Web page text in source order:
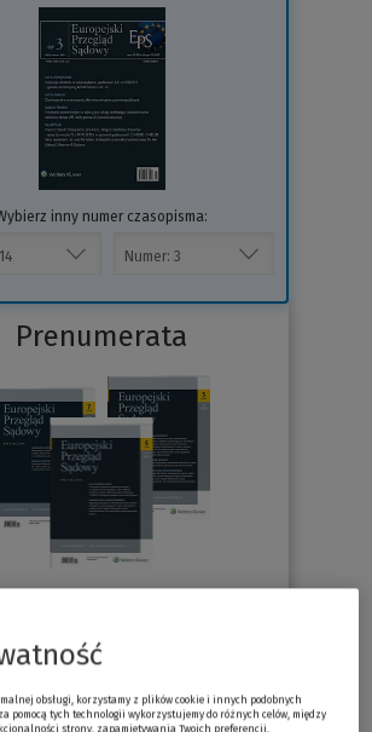
(Link
do
innej
inny numer czasopisma:
Prenumerata
obsługi, korzystamy z plików cookie i innych podobnych
pomocą tych technologii wykorzystujemy do różnych celów, między
strony, zapamiętywania Twoich preferencji,